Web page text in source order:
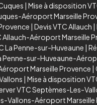
| Mise à disposition
Aéroport Marseille
| Devis VTC Allauch |
Allauch-Aéroport Marseille
La Penne-sur-Huveaune |
Penne-sur-Huveaune-
Marseille Provence |
| Mise à disposition
VTC Septèmes-Les-
Vallons-Aéroport Marseille